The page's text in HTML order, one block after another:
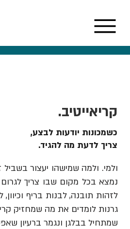
קריאייטיב.
כשמכונות יודעות לבצע,
צריך לדעת מה להגיד.
ולמי. ולמה שמישהו יעצור
נמצא בכל מקום שבו צריך
גרנות לומדים את מה שמחזיק
שמתחיל בבלגן ונגמר ברעיון